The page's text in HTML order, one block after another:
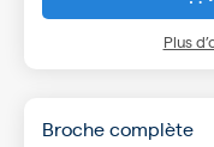
Plus
Broche complète